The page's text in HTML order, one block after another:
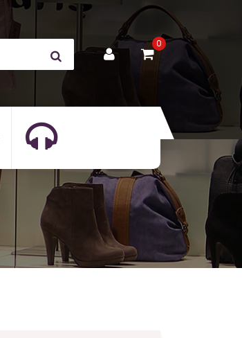
0